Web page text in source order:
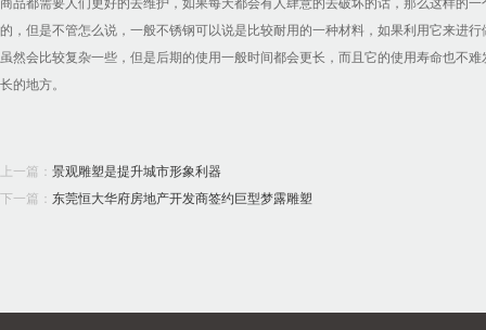
商品都需要人们更好的去维护，如果每天都会有人肆意的去破坏的话，那么这样的
的，但是不管怎么说，一般不锈钢可以说是比较耐用的一种材料，如果利用它来进
虽然会比较复杂一些，但是后期的使用一般时间都会更长，而且它的使用寿命也不
长的地方。
上一篇： 景观雕塑是提升城市形象利器
下一篇： 东莞恒大华府房地产开发商签约巨型梦露雕塑